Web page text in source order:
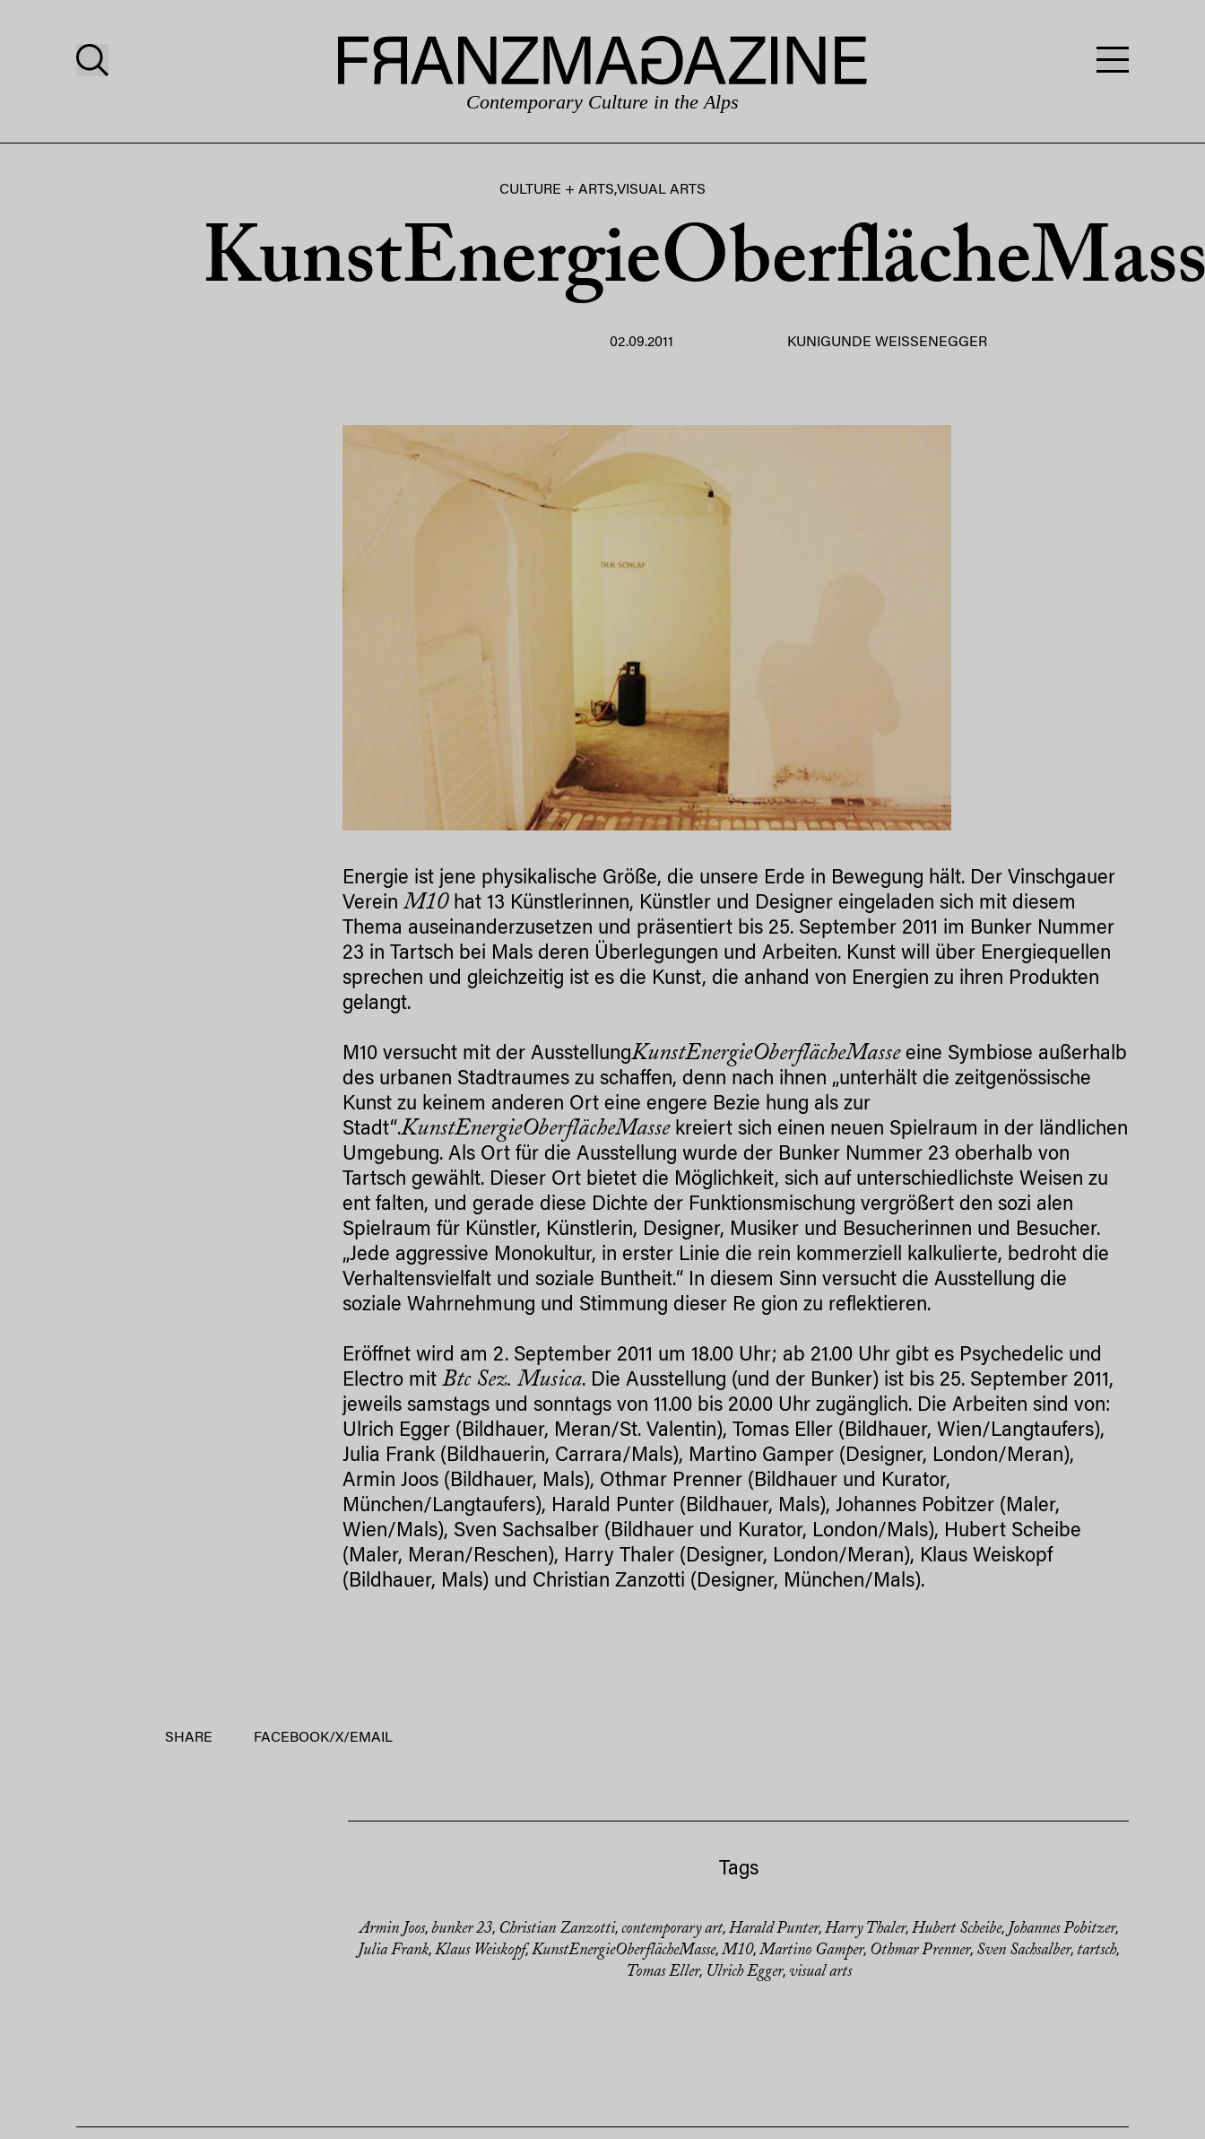
Contemporary Culture in the Alps
CULTURE + ARTS,VISUAL ARTS
02.09.2011 KUNIGUNDE WEISSENEGGER
Energie ist jene physikalische Größe, die unsere Erde in Bewegung hält. Der Vinschgauer
VereinM10hat 13 Künstlerinnen, Künstler und Designer eingeladen sich mit diesem
Thema auseinanderzusetzen und präsentiert bis 25. September 2011 im Bunker Nummer
23 in Tartsch bei Mals deren Überlegungen und Arbeiten. Kunst will über Energiequellen
sprechen und gleichzeitig ist es die Kunst, die anhand von Energien zu ihren Produkten
gelangt.
M10 versucht mit der AusstellungKunstEnergieOberflächeMasse eine Symbiose außerhalb
des urbanen Stadtraumes zu schaffen, denn nach ihnen „unterhält die zeitgenössische
Kunst zu keinem anderen Ort eine engere Bezie hung als zur
Stadt“.KunstEnergieOberflächeMassekreiert sich einen neuen Spielraum in der ländlichen
Umgebung. Als Ort für die Ausstellung wurde der Bunker Nummer 23 oberhalb von
Tartsch gewählt. Dieser Ort bietet die Möglichkeit, sich auf unterschiedlichste Weisen zu
ent falten, und gerade diese Dichte der Funktionsmischung vergrößert den sozi alen
Spielraum für Künstler, Künstlerin, Designer, Musiker und Besucherinnen und Besucher.
„Jede aggressive Monokultur, in erster Linie die rein kommerziell kalkulierte, bedroht die
Verhaltensvielfalt und soziale Buntheit.“ In diesem Sinn versucht die Ausstellung die
soziale Wahrnehmung und Stimmung dieser Re gion zu reflektieren.
Eröffnet wird am 2. September 2011 um 18.00 Uhr; ab 21.00 Uhr gibt es Psychedelic und
Electro mitBtc Sez. Musica. Die Ausstellung (und der Bunker) ist bis 25. September 2011,
jeweils samstags und sonntags von 11.00 bis 20.00 Uhr zugänglich. Die Arbeiten sind von:
Ulrich Egger (Bildhauer, Meran/St. Valentin), Tomas Eller (Bildhauer, Wien/Langtaufers),
Julia Frank (Bildhauerin, Carrara/Mals), Martino Gamper (Designer, London/Meran),
Armin Joos (Bildhauer, Mals), Othmar Prenner (Bildhauer und Kurator,
München/Langtaufers), Harald Punter (Bildhauer, Mals), Johannes Pobitzer (Maler,
Wien/Mals), Sven Sachsalber (Bildhauer und Kurator, London/Mals), Hubert Scheibe
(Maler, Meran/Reschen), Harry Thaler (Designer, London/Meran), Klaus Weiskopf
(Bildhauer, Mals) und Christian Zanzotti (Designer, München/Mals).
SHARE FACEBOOK/X/ EMAIL
Tags
Armin Joos, bunker 23, Christian Zanzotti, contemporary art, Harald Punter, Harry Thaler, Hubert Scheibe, Johannes Pobitzer,
Julia Frank, Klaus Weiskopf, KunstEnergieOberflächeMasse, M10, Martino Gamper, Othmar Prenner, Sven Sachsalber, tartsch,
Tomas Eller, Ulrich Egger, visual arts